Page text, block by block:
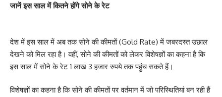
जानें इस साल में कितने होंगे सोने के रेट
देश में इस साल में अब तक सोने की कीमतों (Gold Rate) में जबरदस्त उछाल
देखने को मिल रहा है। वहीं, सोने की कीमतों को लेकर विशेषज्ञों का कहना है कि
इस साल में सोने के रेट 1 लाख 3 हजार रुपये तक पहुंच सकते हैं।
विशेषज्ञों का कहना है कि सोने की कीमतों पर वर्तमान में जो परिस्थितियां बन रही हैं